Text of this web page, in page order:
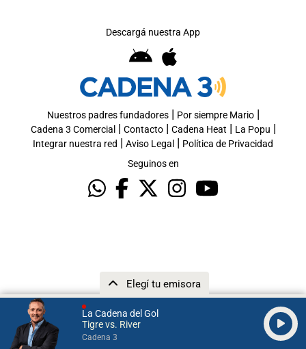
La Cadena del Gol
Tigre vs. River
Cadena 3
Elegí tu emisora
Descargá nuestra App
Nuestros padres fundadores| Por siempre Mario|
Cadena 3 Comercial | Contacto| Cadena Heat | La Popu |
Integrar nuestra red | Aviso Legal | Política de Privacidad
Seguinos en